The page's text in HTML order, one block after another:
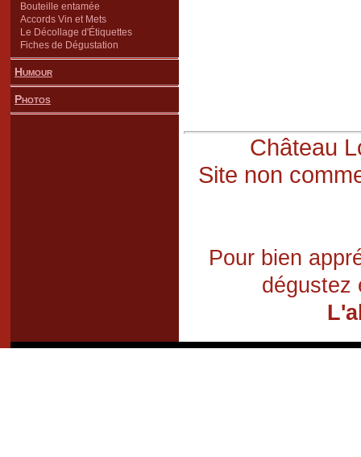
Bouteille entamée
Accords Vin et Mets
Le Décollage d'Étiquettes
Fiches de Dégustation
Humour
Photos
Château
Site non
Pour bien
dégustez